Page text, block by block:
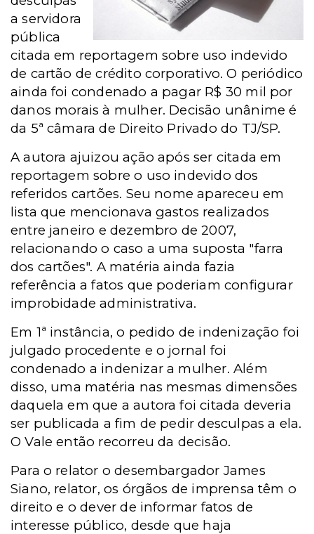
a servidora
pública
citada em reportagem sobre uso indevido
de cartão de crédito corporativo. O periódico
ainda foi condenado a pagar R$ 30 mil por
danos morais à mulher. Decisão unânime é
da 5ª câmara de Direito Privado do TJ/SP.
A autora ajuizou ação após ser citada em
reportagem sobre o uso indevido dos
referidos cartões. Seu nome apareceu em
lista que mencionava gastos realizados
entre janeiro e dezembro de 2007,
relacionando o caso a uma suposta "farra
dos cartões". A matéria ainda fazia
referência a fatos que poderiam configurar
improbidade administrativa.
Em 1ª instância, o pedido de indenização foi
julgado procedente e o jornal foi
condenado a indenizar a mulher. Além
disso, uma matéria nas mesmas dimensões
daquela em que a autora foi citada deveria
ser publicada a fim de pedir desculpas a ela.
O Vale então recorreu da decisão.
Para o relator o desembargador James
Siano, relator, os órgãos de imprensa têm o
direito e o dever de informar fatos de
interesse público, desde que haja